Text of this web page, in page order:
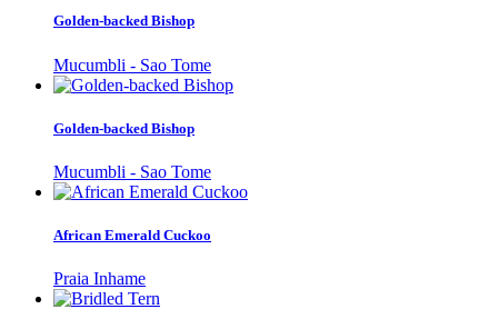
Golden-backed Bishop
Mucumbli - Sao Tome
Golden-backed Bishop
Mucumbli - Sao Tome
African Emerald Cuckoo
Praia Inhame